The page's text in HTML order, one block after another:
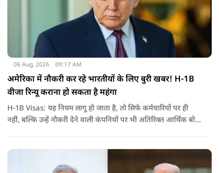
06 Aug, 2026 09:17 AM
अमेरिका में नौकरी कर रहे भारतीयों के लिए बुरी खबर! H-1B
वीजा रिन्यू कराना हो सकता है महंगा
H-1B Visas: यह नियम लागू हो जाता है, तो सिर्फ कर्मचारियों पर ही
नहीं, बल्कि उन्हें नौकरी देने वाली कंपनियों पर भी अतिरिक्त आर्थिक बोझ
वीजा का समय-समय पर नवीनीकरण कराते हैं.